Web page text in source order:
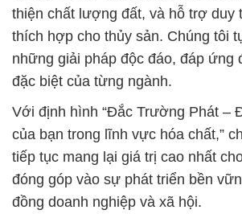
thiện chất lượng đất, và hỗ trợ duy
thích hợp cho thủy sản. Chúng tôi
những giải pháp độc đáo, đáp ứng
đặc biệt của từng ngành.
Với định hình “Đắc Trường Phát –
của bạn trong lĩnh vực hóa chất,”
tiếp tục mang lại giá trị cao nhất
đóng góp vào sự phát triển bền
đồng doanh nghiệp và xã hội.